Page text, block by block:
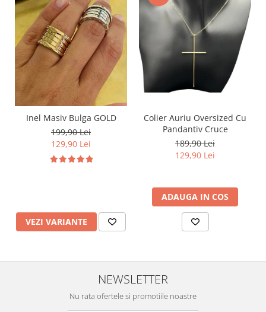
Inel Masiv Bulga GOLD
199,90 Lei
129,90 Lei
VEZI VARIANTE
Colier Auriu Oversized Cu
Pandantiv Cruce
189,90 Lei
129,90 Lei
ADAUGA IN COS
NEWSLETTER
Nu rata ofertele si promotiile noastre